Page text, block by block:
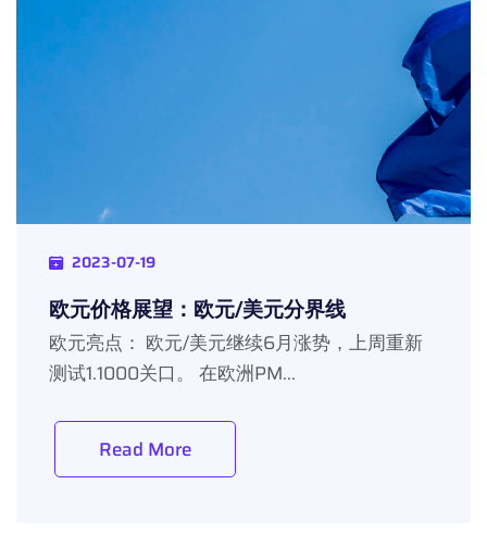
2023-07-19
欧元价格展望：欧元/美元分界线
欧元亮点： 欧元/美元继续6月涨势，上周重新
测试1.1000关口。 在欧洲PM...
Read More